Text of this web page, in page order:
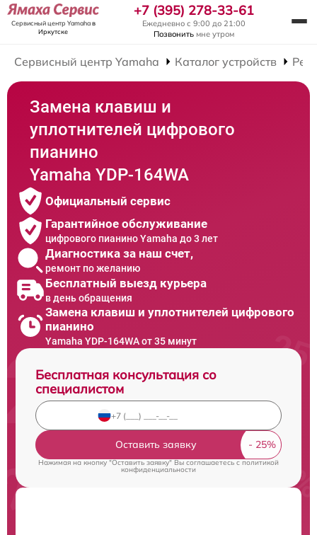
Сервисный центр Yamahaв
Иркутске
+7 (395) 278-33-61
Ежедневно с 9:00 до 21:00
Позвонить мне утром
Сервисный центр Yamaha Каталог устройств
Замена клавиш и
уплотнителей цифрового
пианино
Yamaha YDP-164WA
Официальный сервис
Гарантийное обслуживание
цифрового пианино Yamaha до 3 лет
Диагностика за наш счет,
ремонт по желанию
Бесплатный выезд курьера
в день обращения
Замена клавиш и уплотнителей цифрового
пианино
Yamaha YDP-164WA от 35 минут
Бесплатная консультация со
специалистом
Оставить заявку
Нажимая на кнопку "Оставить заявку" Вы соглашаетесь cполитикой
конфиденциальности